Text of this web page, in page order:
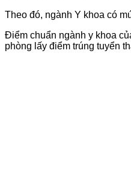
Theo đó, ngành Y khoa có
Điểm chuẩn ngành y khoa
phòng lấy điểm trúng tuyển